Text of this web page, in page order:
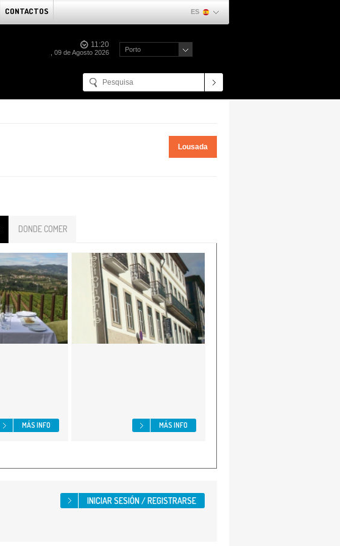
CONTACTOS ES
11:20
, 09 de Agosto 2026 Porto
Lousada
DONDE COMER
MÁS INFO MÁS INFO